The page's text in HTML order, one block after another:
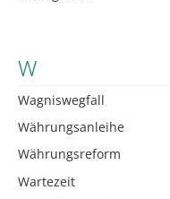
W
Wagniswegfall
Währungsanleihe
Währungsreform
Wartezeit